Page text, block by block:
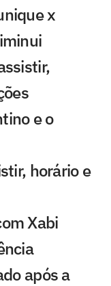
x
e o
horário e
Xabi
após a